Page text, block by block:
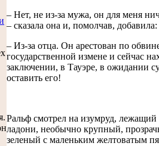
– Нет, не из-за мужа, он для меня
– сказала она и, помолчав, добавила:
– Из-за отца. Он арестован по
государственной измене и сейчас
заключении, в Тауэре, в ожидании
оставить его!
Ральф смотрел на изумруд, лежащий
ладони, необычно крупный,
зеленый с маленьким желтоватым